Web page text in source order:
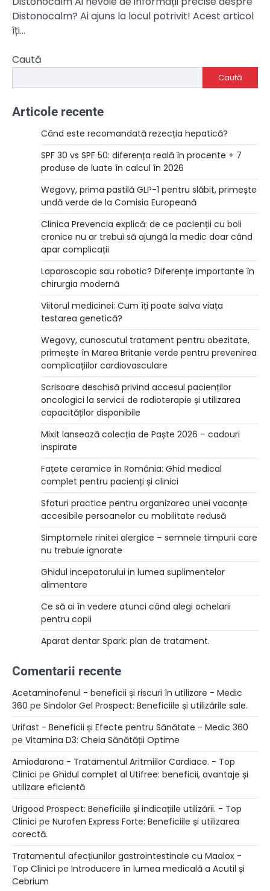
Distonocalm? Ai ajuns la locul potrivit! Acest articol
îți…
Caută
Caută
Articole recente
Când este recomandată rezecția hepatică?
SPF 30 vs SPF 50: diferența reală în procente + 7
produse de luate în calcul în 2026
Wegovy, prima pastilă GLP-1 pentru slăbit, primește
undă verde de la Comisia Europeană
Clinica Prevencia explică: de ce pacienții cu boli
cronice nu ar trebui să ajungă la medic doar când
apar complicații
Laparoscopic sau robotic? Diferențe importante în
chirurgia modernă
Viitorul medicinei: Cum îți poate salva viața
testarea genetică?
Wegovy, cunoscutul tratament pentru obezitate,
primește în Marea Britanie verde pentru prevenirea
complicațiilor cardiovasculare
Scrisoare deschisă privind accesul pacienților
oncologici la servicii de radioterapie și utilizarea
capacităților disponibile
Mixit lansează colecția de Paște 2026 – cadouri
inspirate
Fațete ceramice în România: Ghid medical
complet pentru pacienți și clinici
Sfaturi practice pentru organizarea unei vacanțe
accesibile persoanelor cu mobilitate redusă
Simptomele rinitei alergice – semnele timpurii care
nu trebuie ignorate
Ghidul incepatorului in lumea suplimentelor
alimentare
Ce să ai în vedere atunci când alegi ochelarii
pentru copii
Aparat dentar Spark: plan de tratament.
Comentarii recente
Acetaminofenul - beneficii și riscuri în utilizare - Medic
360 pe Sindolor Gel Prospect: Beneficiile și utilizările sale.
Urifast - Beneficii și Efecte pentru Sănătate - Medic 360
pe Vitamina D3: Cheia Sănătății Optime
Amiodarona - Tratamentul Aritmiilor Cardiace. - Top
Clinici pe Ghidul complet al Utifree: beneficii, avantaje și
utilizare eficientă
Urigood Prospect: Beneficiile și indicațiile utilizării. - Top
Clinici pe Nurofen Express Forte: Beneficiile și utilizarea
corectă.
Tratamentul afecțiunilor gastrointestinale cu Maalox -
Top Clinici pe Introducere în lumea medicală a Acutil și
Cebrium